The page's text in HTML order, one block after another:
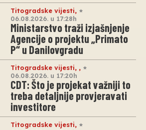
Titogradske vijesti,
06.08.2026. u 17:28h
Ministarstvo traži izjašnjenje
Agencije o projektu „Primato
P“ u Danilovgradu
Titogradske vijesti, ,
06.08.2026. u 17:20h
CDT: Što je projekat važniji to
treba detaljnije provjeravati
investitore
Titogradske vijesti,